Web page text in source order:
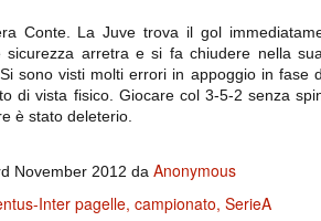
Conte. La Juve trova il gol
arretra e si fa chiudere nella
sono visti molti errori in appoggio in fase
di vista fisico. Giocare col 3-5-2 senza
è stato deleterio.
November 2012 da Anonymous
Inter pagelle campionato SerieA
oltre che sulle liste Uefa e serie A (e
dedicato pochi giorni fa. Ricordiamo che
di calciomercato sono italiani, e
che per i primi 75 minuti non ha